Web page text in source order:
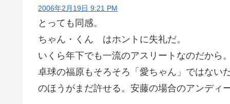
2006年2月19日 9:21 PM
とっても同感。
ちゃん・くん はホントに失礼だ。
いくら年下でも一流のアスリートなのだから。
卓球の福原もそろそろ「愛ちゃん」ではない
のほうがまだ許せる。安藤の場合のアンディ